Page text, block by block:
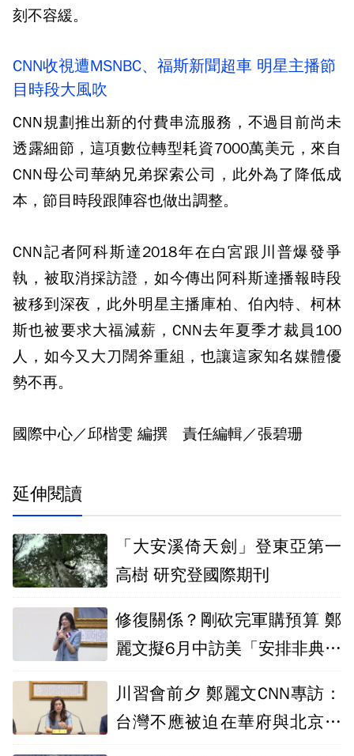
刻不容緩。
CNN收視遭MSNBC、福斯新聞超車 明星主播節
目時段大風吹
CNN規劃推出新的付費串流服務，不過目前尚未
透露細節，這項數位轉型耗資7000萬美元，來自
CNN母公司華納兄弟探索公司，此外為了降低成
本，節目時段跟陣容也做出調整。
CNN記者阿科斯達2018年在白宮跟川普爆發爭
執，被取消採訪證，如今傳出阿科斯達播報時段
被移到深夜，此外明星主播庫柏、伯內特、柯林
斯也被要求大福減薪，CNN去年夏季才裁員100
人，如今又大刀闊斧重組，也讓這家知名媒體優
勢不再。
國際中心／邱楷雯 編撰 責任編輯／張碧珊
延伸閱讀
「大安溪倚天劍」登東亞第一
高樹 研究登國際期刊
修復關係？剛砍完軍購預算 鄭
麗文擬6月中訪美「安排非典型
川習會前夕 鄭麗文CNN專訪：
台灣不應被迫在華府與北京間